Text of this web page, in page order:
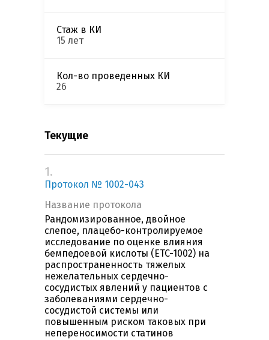
Стаж в КИ
15 лет
Кол-во проведенных КИ
26
Текущие
1.
Протокол № 1002-043
Название протокола
Рандомизированное, двойное
слепое, плацебо-контролируемое
исследование по оценке влияния
бемпедоевой кислоты (ETC-1002) на
распространенность тяжелых
нежелательных сердечно-
сосудистых явлений у пациентов с
заболеваниями сердечно-
сосудистой системы или
повышенным риском таковых при
непереносимости статинов